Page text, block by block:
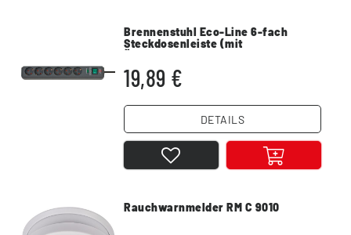
Brennenstuhl Eco-Line 6-fach
Steckdosenleiste (mit
Steckerleiste, Kindersicherung,
Schalter und 1,5 m Kabel) anthrazit
19,89 €
DETAILS
Rauchwarnmelder RM C 9010